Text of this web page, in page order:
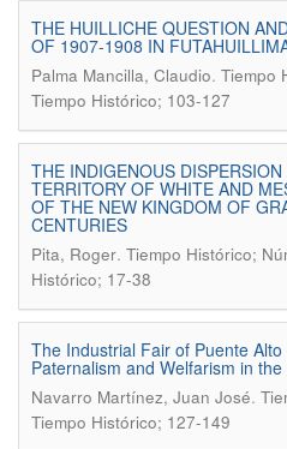
THE HUILLICHE QUESTION
OF 1907-1908 IN
Palma Mancilla, Claudio. Tiempo
Tiempo Histórico; 103-127
THE INDIGENOUS
TERRITORY OF WHITE AND
OF THE NEW KINGDOM OF
CENTURIES
Pita, Roger. Tiempo Histórico;
Histórico; 17-38
The Industrial Fair of Puente
Paternalism and Welfarism in
Navarro Martínez, Juan José.
Tiempo Histórico; 127-149